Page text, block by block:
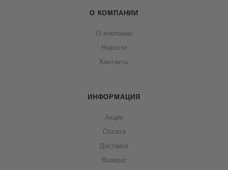
О КОМПАНИИ
О компании
Новости
Контакты
ИНФОРМАЦИЯ
Акции
Оплата
Доставка
Возврат